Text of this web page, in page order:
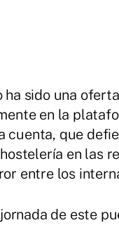
ha sido una
en la
cuenta, que
en las
entre los
de este